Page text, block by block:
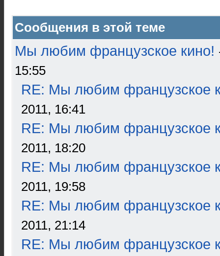
Сообщения в этой теме
Мы любим французское кино!
15:55
RE: Мы любим французское
2011, 16:41
RE: Мы любим французское
2011, 18:20
RE: Мы любим французское
2011, 19:58
RE: Мы любим французское
2011, 21:14
RE: Мы любим французское